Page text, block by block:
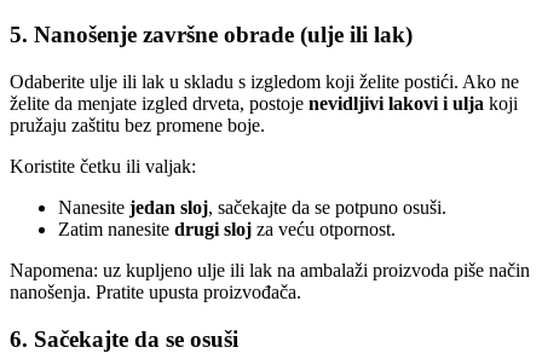
5. Nanošenje završne obrade (ulje ili lak)
Odaberite ulje ili lak u skladu s izgledom koji želite postići. Ako ne
želite da menjate izgled drveta, postoje nevidljivi lakovi i ulja koji
pružaju zaštitu bez promene boje.
Koristite četku ili valjak:
Nanesite jedan sloj, sačekajte da se potpuno osuši.
Zatim nanesite drugi sloj za veću otpornost.
Napomena: uz kupljeno ulje ili lak na ambalaži proizvoda piše način
nanošenja. Pratite upusta proizvođača.
6. Sačekajte da se osuši